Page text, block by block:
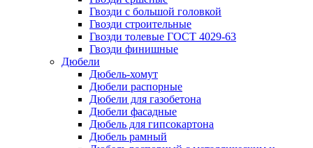
Гвозди с большой головкой
Гвозди строительные
Гвозди толевые ГОСТ 4029-63
Гвозди финишные
Дюбели
Дюбель-хомут
Дюбели распорные
Дюбели для газобетона
Дюбели фасадные
Дюбель для гипсокартона
Дюбель рамный